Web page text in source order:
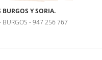
Y SORIA.
BURGOS - 947 256 767